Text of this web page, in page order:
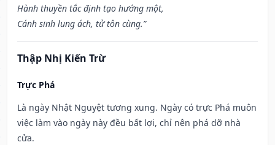
Hành thuyền tắc định tạo hướng một,
Cánh sinh lung ách, tử tôn cùng.”
Thập Nhị Kiến Trừ
Trực Phá
Là ngày Nhật Nguyệt tương xung. Ngày có trực Phá muôn
việc làm vào ngày này đều bất lợi, chỉ nên phá dỡ nhà
cửa.